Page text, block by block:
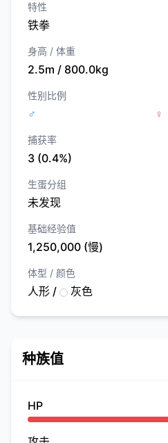
特性
铁拳
身高 / 体重
2.5m / 800.0kg
性别比例
♂ ♀
捕获率
3 (0.4%)
生蛋分组
未发现
基础经验值
1,250,000 (慢)
体型 / 颜色
人形 / 灰色
种族值
HP